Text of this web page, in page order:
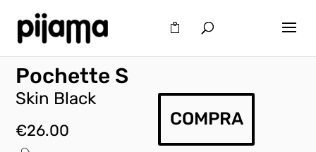
Pochette S
Skin Black
€26.00
COMPRA